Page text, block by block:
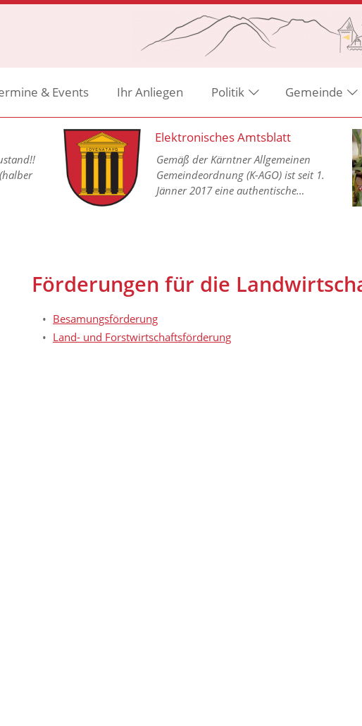
& Events Ihr Anliegen Politik Gemeinde
Elektronisches Amtsblatt
Gemäß der Kärntner Allgemeinen
Gemeindeordnung (K-AGO) ist seit 1.
Jänner 2017 eine authentische
Förderungen für die
Besamungsförderung
Land- und Forstwirtschaftsförderung